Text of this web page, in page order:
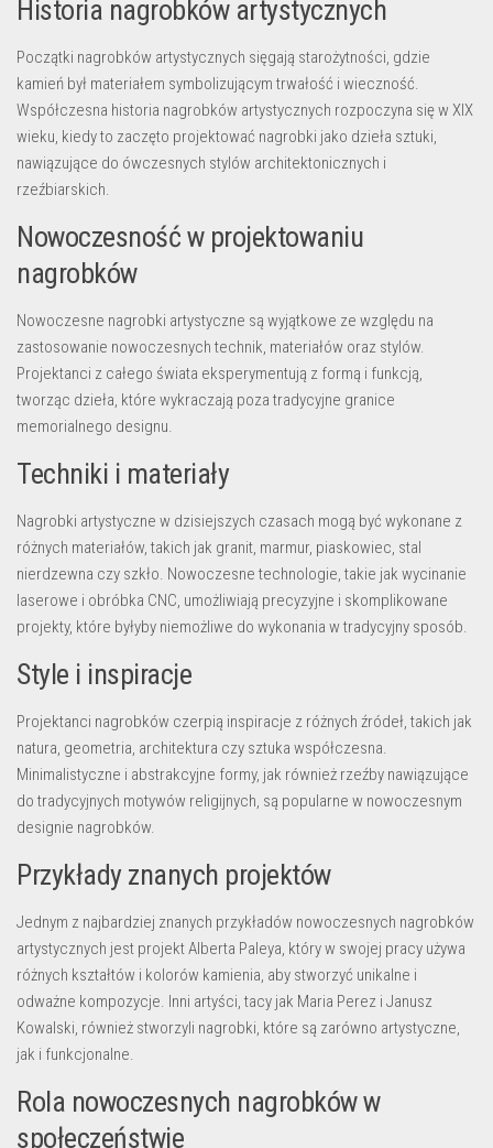
Historia nagrobków artystycznych
Początki nagrobków artystycznych sięgają starożytności, gdzie
kamień był materiałem symbolizującym trwałość i wieczność.
Współczesna historia nagrobków artystycznych rozpoczyna się w XIX
wieku, kiedy to zaczęto projektować nagrobki jako dzieła sztuki,
nawiązujące do ówczesnych stylów architektonicznych i
rzeźbiarskich.
Nowoczesność w projektowaniu
nagrobków
Nowoczesne nagrobki artystyczne są wyjątkowe ze względu na
zastosowanie nowoczesnych technik, materiałów oraz stylów.
Projektanci z całego świata eksperymentują z formą i funkcją,
tworząc dzieła, które wykraczają poza tradycyjne granice
memorialnego designu.
Techniki i materiały
Nagrobki artystyczne w dzisiejszych czasach mogą być wykonane z
różnych materiałów, takich jak granit, marmur, piaskowiec, stal
nierdzewna czy szkło. Nowoczesne technologie, takie jak wycinanie
laserowe i obróbka CNC, umożliwiają precyzyjne i skomplikowane
projekty, które byłyby niemożliwe do wykonania w tradycyjny sposób.
Style i inspiracje
Projektanci nagrobków czerpią inspiracje z różnych źródeł, takich jak
natura, geometria, architektura czy sztuka współczesna.
Minimalistyczne i abstrakcyjne formy, jak również rzeźby nawiązujące
do tradycyjnych motywów religijnych, są popularne w nowoczesnym
designie nagrobków.
Przykłady znanych projektów
Jednym z najbardziej znanych przykładów nowoczesnych nagrobków
artystycznych jest projekt Alberta Paleya, który w swojej pracy używa
różnych kształtów i kolorów kamienia, aby stworzyć unikalne i
odważne kompozycje. Inni artyści, tacy jak Maria Perez i Janusz
Kowalski, również stworzyli nagrobki, które są zarówno artystyczne,
jak i funkcjonalne.
Rola nowoczesnych nagrobków w
społeczeństwie